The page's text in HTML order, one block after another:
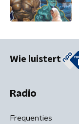
Wie luistert
Radio
Frequenties